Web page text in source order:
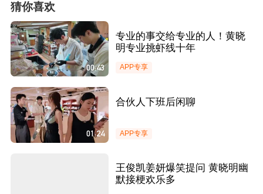
猜你喜欢
00:43
专业的事交给专业的人！黄晓
明专业挑虾线十年
APP专享
01:24
合伙人下班后闲聊
APP专享
王俊凯姜妍爆笑提问 黄晓明幽
默接梗欢乐多